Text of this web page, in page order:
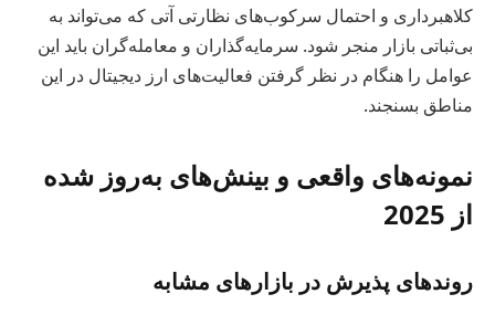
کلاهبرداری و احتمال سرکوب‌های نظارتی آتی که می‌تواند به
بی‌ثباتی بازار منجر شود. سرمایه‌گذاران و معامله‌گران باید این
عوامل را هنگام در نظر گرفتن فعالیت‌های ارز دیجیتال در این
مناطق بسنجند.
نمونه‌های واقعی و بینش‌های به‌روز شده
از 2025
روندهای پذیرش در بازارهای مشابه